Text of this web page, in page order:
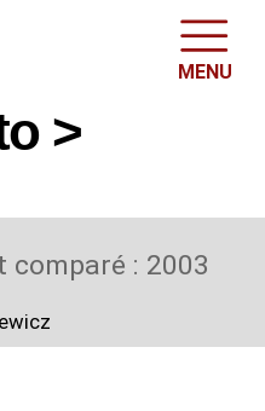
MENU
>
comparé : 2003